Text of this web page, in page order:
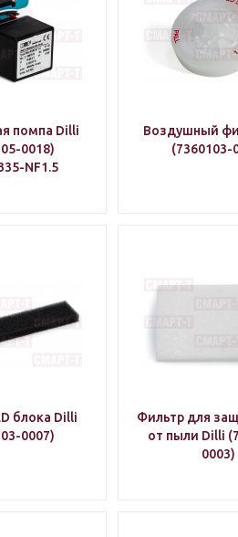
помпа Dilli
0018)
NF1.5
Воздушный
(7360103-
блока Dilli
0007)
Фильтр для
от пыли Dilli
0003)